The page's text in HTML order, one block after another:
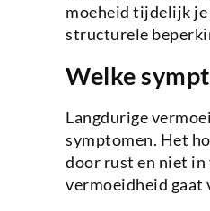
moeheid tijdelijk
structurele
Welke
Langdurige
symptomen. Het
door rust en niet in
vermoeidheid gaat